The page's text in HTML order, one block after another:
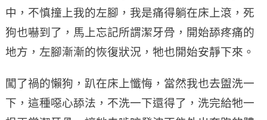
中，不慎撞上我的左腳，我是痛得躺在床上滾，死
狗也嚇到了，馬上忘記所謂潔牙骨，開始舔疼痛的
地方，左腳漸漸的恢復狀況，牠也開始安靜下來。
闖了禍的懶狗，趴在床上懺悔，當然我也去盥洗一
下，這種噁心舔法，不洗一下還得了，洗完給牠一